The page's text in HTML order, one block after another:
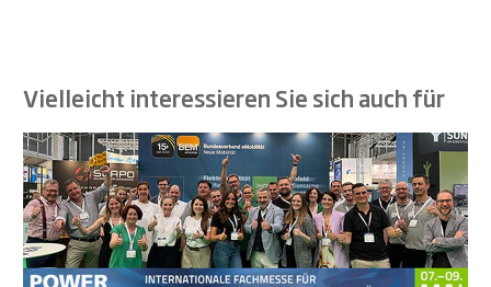
Vielleicht interessieren Sie sich auch für